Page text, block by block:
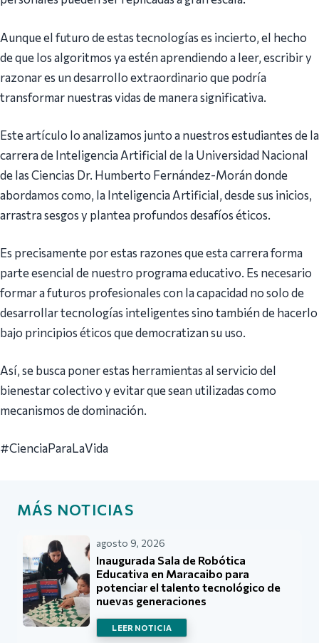
Aunque el futuro de estas tecnologías es incierto, el hecho
de que los algoritmos ya estén aprendiendo a leer, escribir y
razonar es un desarrollo extraordinario que podría
transformar nuestras vidas de manera significativa.
Este artículo lo analizamos junto a nuestros estudiantes de la
carrera de Inteligencia Artificial de la Universidad Nacional
de las Ciencias Dr. Humberto Fernández-Morán donde
abordamos como, la Inteligencia Artificial, desde sus inicios,
arrastra sesgos y plantea profundos desafíos éticos.
Es precisamente por estas razones que esta carrera forma
parte esencial de nuestro programa educativo. Es necesario
formar a futuros profesionales con la capacidad no solo de
desarrollar tecnologías inteligentes sino también de hacerlo
bajo principios éticos que democratizan su uso.
Así, se busca poner estas herramientas al servicio del
bienestar colectivo y evitar que sean utilizadas como
mecanismos de dominación.
#CienciaParaLaVida
MÁS NOTICIAS
agosto 9, 2026
Inaugurada Sala de Robótica
Educativa en Maracaibo para
potenciar el talento tecnológico de
nuevas generaciones
LEER NOTICIA